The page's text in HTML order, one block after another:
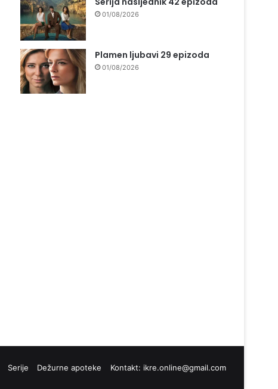
01/08/2026
Plamen ljubavi 29 epizoda
01/08/2026
Kontakt: ikre.online@gmail.com
Serije Dežurne apoteke